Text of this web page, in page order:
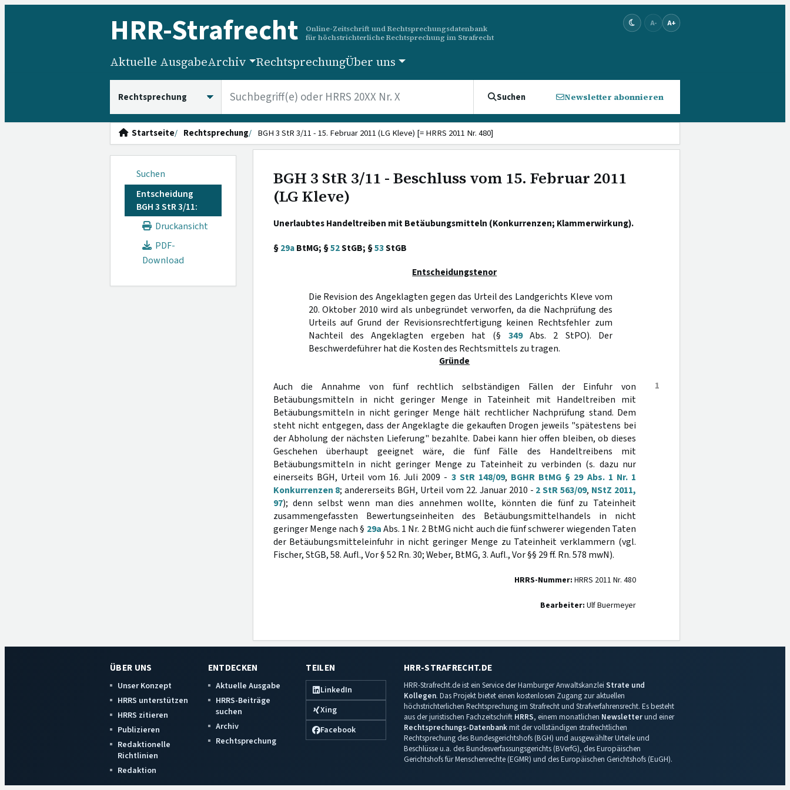
HRR-Strafrecht
Online-Zeitschrift und Rechtsprechungsdatenbank
für höchstrichterliche Rechtsprechung im Strafrecht
A- A+
Aktuelle AusgabeArchiv RechtsprechungÜber uns
Suchen Newsletter abonnieren
Startseite Rechtsprechung BGH 3 StR 3/11 - 15. Februar 2011 (LG Kleve) [= HRRS 2011 Nr. 480]
Suchen
Entscheidung
BGH 3 StR 3/11:
Druckansicht
PDF-
Download
BGH 3 StR 3/11 - Beschluss vom 15. Februar 2011
(LG Kleve)
Unerlaubtes Handeltreiben mit Betäubungsmitteln (Konkurrenzen; Klammerwirkung).
§29aBtMG; §52StGB; §53StGB
Entscheidungstenor
Die Revision des Angeklagten gegen das Urteil des Landgerichts Kleve vom
20. Oktober 2010 wird als unbegründet verworfen, da die Nachprüfung des
Urteils auf Grund der Revisionsrechtfertigung keinen Rechtsfehler zum
Nachteil des Angeklagten ergeben hat (§ 349Abs. 2 StPO). Der
Beschwerdeführer hat die Kosten des Rechtsmittels zu tragen.
Gründe
1
Auch die Annahme von fünf rechtlich selbständigen Fällen der Einfuhr von
Betäubungsmitteln in nicht geringer Menge in Tateinheit mit Handeltreiben mit
Betäubungsmitteln in nicht geringer Menge hält rechtlicher Nachprüfung stand. Dem
steht nicht entgegen, dass der Angeklagte die gekauften Drogen jeweils "spätestens bei
der Abholung der nächsten Lieferung" bezahlte. Dabei kann hier offen bleiben, ob dieses
Geschehen überhaupt geeignet wäre, die fünf Fälle des Handeltreibens mit
Betäubungsmitteln in nicht geringer Menge zu Tateinheit zu verbinden (s. dazu nur
einerseits BGH, Urteil vom 16. Juli 2009 - 3 StR 148/09, BGHR BtMG § 29 Abs. 1 Nr. 1
Konkurrenzen 8; andererseits BGH, Urteil vom 22. Januar 2010 - 2 StR 563/09, NStZ 2011,
97); denn selbst wenn man dies annehmen wollte, könnten die fünf zu Tateinheit
zusammengefassten Bewertungseinheiten des Betäubungsmittelhandels in nicht
geringer Menge nach § 29aAbs. 1 Nr. 2 BtMG nicht auch die fünf schwerer wiegenden Taten
der Betäubungsmitteleinfuhr in nicht geringer Menge zu Tateinheit verklammern (vgl.
Fischer, StGB, 58. Aufl., Vor § 52 Rn. 30; Weber, BtMG, 3. Aufl., Vor §§ 29 ff. Rn. 578 mwN).
HRRS-Nummer: HRRS 2011 Nr. 480
Bearbeiter: Ulf Buermeyer
ÜBER UNS
Unser Konzept
HRRS unterstützen
HRRS zitieren
Publizieren
Redaktionelle
Richtlinien
Redaktion
ENTDECKEN
Aktuelle Ausgabe
HRRS-Beiträge
suchen
Archiv
Rechtsprechung
TEILEN
LinkedIn
Xing
Facebook
HRR-STRAFRECHT.DE
HRR-Strafrecht.de ist ein Service der Hamburger Anwaltskanzlei Strate und
Kollegen. Das Projekt bietet einen kostenlosen Zugang zur aktuellen
höchstrichterlichen Rechtsprechung im Strafrecht und Strafverfahrensrecht. Es besteht
aus der juristischen Fachzeitschrift HRRS, einem monatlichen Newsletterund einer
Rechtsprechungs-Datenbankmit der vollständigen strafrechtlichen
Rechtsprechung des Bundesgerichtshofs (BGH) und ausgewählter Urteile und
Beschlüsse u.a. des Bundesverfassungsgerichts (BVerfG), des Europäischen
Gerichtshofs für Menschenrechte (EGMR) und des Europäischen Gerichtshofs (EuGH).